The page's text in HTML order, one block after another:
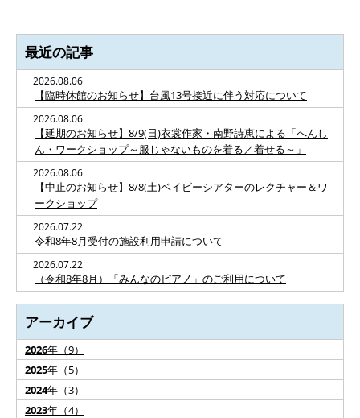
最近の記事
2026.08.06
【臨時休館のお知らせ】台風13号接近に伴う対応について
2026.08.06
【延期のお知らせ】8/9(日)衣裳作家・南野詩恵による「へんし
ん・ワークショップ～服じゃないものを着る／着せる～」
2026.08.06
【中止のお知らせ】8/8(土)ベイビーシアターのレクチャー＆ワ
ークショップ
2026.07.22
令和8年8月受付の施設利用申請について
2026.07.22
（令和8年8月）「みんなのピアノ」のご利用について
アーカイブ
2026年（9）
2025年（5）
2024年（3）
2023年（4）